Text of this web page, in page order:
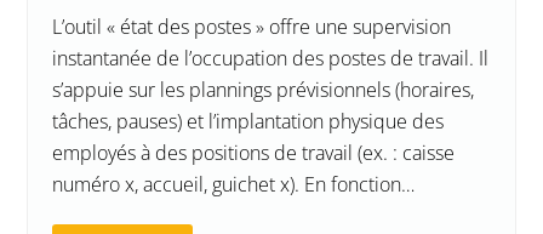
L’outil « état des postes » offre une supervision
instantanée de l’occupation des postes de travail. Il
s’appuie sur les plannings prévisionnels (horaires,
tâches, pauses) et l’implantation physique des
employés à des positions de travail (ex. : caisse
numéro x, accueil, guichet x). En fonction…